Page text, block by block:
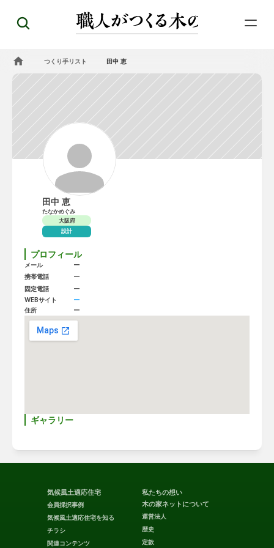
つくり手リスト 田中 恵
田中 恵
たなかめぐみ
大阪府
設計
プロフィール
メール ー
携帯電話 ー
固定電話 ー
WEBサイト ー
住所 ー
ギャラリー
気候風土適応住宅
会員採択事例
気候風土適応住宅を知る
チラシ
関連コンテンツ
私たちの想い
木の家ネットについて
運営法人
歴史
定款